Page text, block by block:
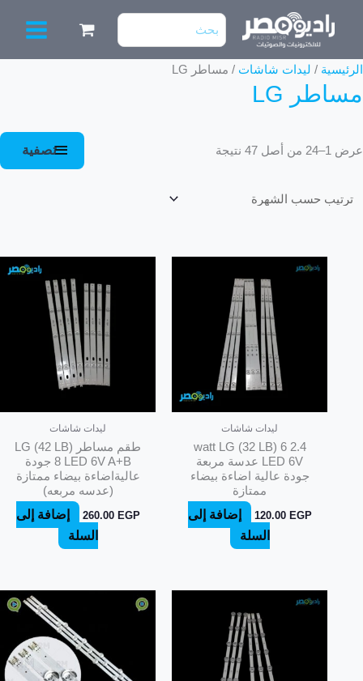
البحث
عن:
الرئيسية / ليدات شاشات / مساطر LG
مساطر LG
عرض 1–24 من أصل 47 نتيجة
تم
تصفية
ليدات شاشات
2.4 watt LG (32 LB) 6
LED 6V عدسة مربعة
جودة عالية اضاءة بيضاء
ممتازة
120.00 EGP
إضافة إلى
السلة
ليدات شاشات
طقم مساطر LG (42 LB)
8 LED 6V A+B جودة
عاليةاضاءة بيضاء ممتازة
(عدسه مربعه)
260.00 EGP
إضافة إلى
السلة